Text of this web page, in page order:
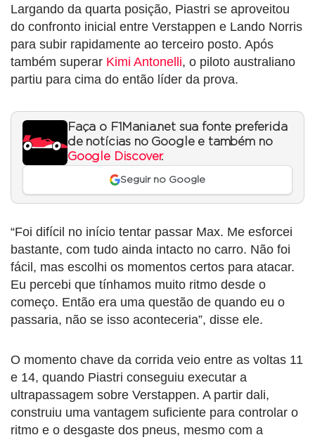
Largando da quarta posição, Piastri se aproveitou
do confronto inicial entre Verstappen e Lando Norris
para subir rapidamente ao terceiro posto. Após
também superar Kimi Antonelli, o piloto australiano
partiu para cima do então líder da prova.
Faça o F1Mania.net sua fonte preferida
de notícias no Google e também no
Google Discover.
Seguir no Google
“Foi difícil no início tentar passar Max. Me esforcei
bastante, com tudo ainda intacto no carro. Não foi
fácil, mas escolhi os momentos certos para atacar.
Eu percebi que tínhamos muito ritmo desde o
começo. Então era uma questão de quando eu o
passaria, não se isso aconteceria”, disse ele.
O momento chave da corrida veio entre as voltas 11
e 14, quando Piastri conseguiu executar a
ultrapassagem sobre Verstappen. A partir dali,
construiu uma vantagem suficiente para controlar o
ritmo e o desgaste dos pneus, mesmo com a